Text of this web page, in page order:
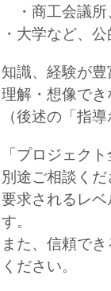
・商工会議所
・大学など、
知識、経験が
理解・想像で
（後述の「指
「プロジェク
別途ご相談く
要求されるレ
す。
また、信頼で
ください。